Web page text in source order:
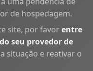
de hospedagem.
site, por favorentre
seu provedor de
situação e reativar o